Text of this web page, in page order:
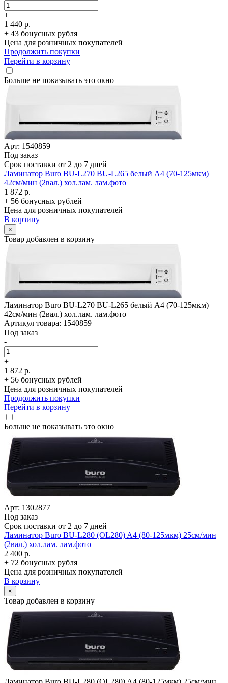
+
1 440 р.
+ 43 бонусных рубля
Цена для розничных покупателей
Продолжить покупки
Перейти в корзину
Больше не показывать это окно
Арт: 1540859
Под заказ
Срок поставки от 2 до 7 дней
Ламинатор Buro BU-L270 BU-L265 белый A4 (70-125мкм)
42см/­мин (2вал.) хол.лам. лам.фото
1 872 р.
+ 56 бонусных рублей
Цена для розничных покупателей
В корзину
×
Товар добавлен в корзину
Ламинатор Buro BU-L270 BU-L265 белый A4 (70-125мкм)
42см/­мин (2вал.) хол.лам. лам.фото
Артикул товара: 1540859
Под заказ
-
+
1 872 р.
+ 56 бонусных рублей
Цена для розничных покупателей
Продолжить покупки
Перейти в корзину
Больше не показывать это окно
Арт: 1302877
Под заказ
Срок поставки от 2 до 7 дней
Ламинатор Buro BU-L280 (OL280) A4 (80-125мкм) 25см/­мин
(2вал.) хол.лам. лам.фото
2 400 р.
+ 72 бонусных рубля
Цена для розничных покупателей
В корзину
×
Товар добавлен в корзину